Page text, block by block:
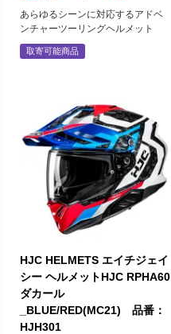
あらゆるシーンに対応するアドベ
ンチャーツーリングヘルメット
取寄可能商品
HJC HELMETS エイチジェイ
シー ヘルメットHJC RPHA60
ダカール
_BLUE/RED(MC21) 品番：
HJH301